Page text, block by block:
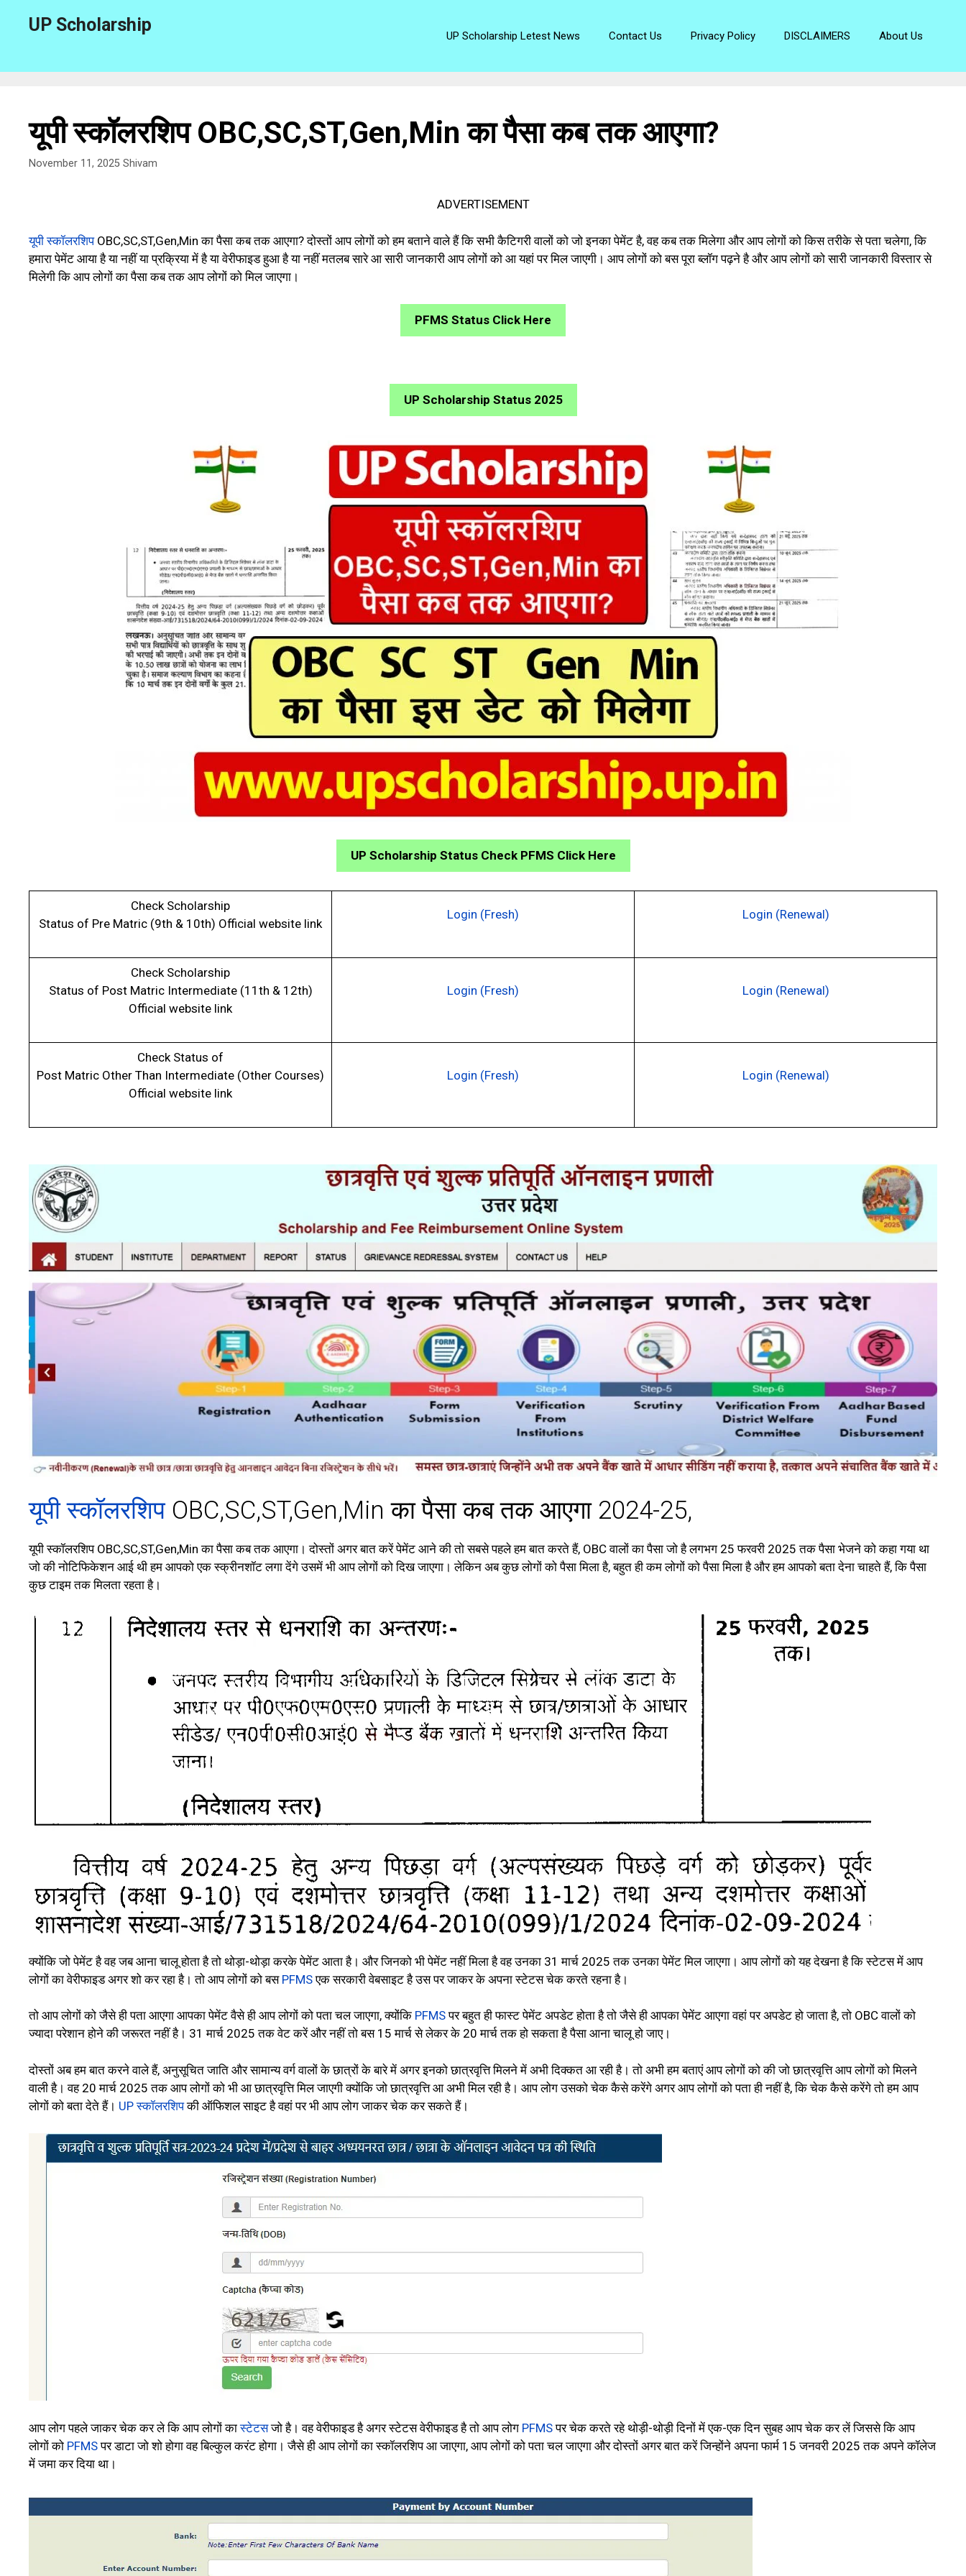
UP Scholarship
UP Scholarship Letest News Contact Us Privacy Policy DISCLAIMERS About Us
यूपी स्कॉलरशिप OBC,SC,ST,Gen,Min का पैसा कब तक आएगा?
November 11, 2025 Shivam
ADVERTISEMENT
यूपी स्कॉलरशिपOBC,SC,ST,Gen,Min का पैसा कब तक आएगा? दोस्तों आप लोगों को हम बताने वाले हैं कि सभी कैटिगरी वालों को जो इनका पेमेंट है, वह कब तक मिलेगा और आप लोगों को किस तरीके से पता चलेगा, कि
हमारा पेमेंट आया है या नहीं या प्रक्रिया में है या वेरीफाइड हुआ है या नहीं मतलब सारे आ सारी जानकारी आप लोगों को आ यहां पर मिल जाएगी। आप लोगों को बस पूरा ब्लॉग पढ़ने है और आप लोगों को सारी जानकारी विस्तार से
मिलेगी कि आप लोगों का पैसा कब तक आप लोगों को मिल जाएगा।
PFMS Status Click Here
UP Scholarship Status 2025
UP Scholarship Status Check PFMS Click Here
Check Scholarship
Status of Pre Matric (9th & 10th) Official website link
Login (Fresh) Login (Renewal)
Check Scholarship
Status of Post Matric Intermediate (11th & 12th)
Official website link
Login (Fresh) Login (Renewal)
Check Status of
Post Matric Other Than Intermediate (Other Courses)
Official website link
Login (Fresh) Login (Renewal)
यूपी स्कॉलरशिपOBC,SC,ST,Gen,Min का पैसा कब तक आएगा 2024-25,
यूपी स्कॉलरशिप OBC,SC,ST,Gen,Min का पैसा कब तक आएगा। दोस्तों अगर बात करें पेमेंट आने की तो सबसे पहले हम बात करते हैं, OBC वालों का पैसा जो है लगभग 25 फरवरी 2025 तक पैसा भेजने को कहा गया था
जो की नोटिफिकेशन आई थी हम आपको एक स्क्रीनशॉट लगा देंगे उसमें भी आप लोगों को दिख जाएगा। लेकिन अब कुछ लोगों को पैसा मिला है, बहुत ही कम लोगों को पैसा मिला है और हम आपको बता देना चाहते हैं, कि पैसा
कुछ टाइम तक मिलता रहता है।
क्योंकि जो पेमेंट है वह जब आना चालू होता है तो थोड़ा-थोड़ा करके पेमेंट आता है। और जिनको भी पेमेंट नहीं मिला है वह उनका 31 मार्च 2025 तक उनका पेमेंट मिल जाएगा। आप लोगों को यह देखना है कि स्टेटस में आप
लोगों का वेरीफाइड अगर शो कर रहा है। तो आप लोगों को बस PFMSएक सरकारी वेबसाइट है उस पर जाकर के अपना स्टेटस चेक करते रहना है।
तो आप लोगों को जैसे ही पता आएगा आपका पेमेंट वैसे ही आप लोगों को पता चल जाएगा, क्योंकि PFMSपर बहुत ही फास्ट पेमेंट अपडेट होता है तो जैसे ही आपका पेमेंट आएगा वहां पर अपडेट हो जाता है, तो OBC वालों को
ज्यादा परेशान होने की जरूरत नहीं है। 31 मार्च 2025 तक वेट करें और नहीं तो बस 15 मार्च से लेकर के 20 मार्च तक हो सकता है पैसा आना चालू हो जाए।
दोस्तों अब हम बात करने वाले हैं, अनुसूचित जाति और सामान्य वर्ग वालों के छात्रों के बारे में अगर इनको छात्रवृत्ति मिलने में अभी दिक्कत आ रही है। तो अभी हम बताएं आप लोगों को की जो छात्रवृत्ति आप लोगों को मिलने
वाली है। वह 20 मार्च 2025 तक आप लोगों को भी आ छात्रवृत्ति मिल जाएगी क्योंकि जो छात्रवृत्ति आ अभी मिल रही है। आप लोग उसको चेक कैसे करेंगे अगर आप लोगों को पता ही नहीं है, कि चेक कैसे करेंगे तो हम आप
लोगों को बता देते हैं। UP स्कॉलरशिपकी ऑफिशल साइट है वहां पर भी आप लोग जाकर चेक कर सकते हैं।
आप लोग पहले जाकर चेक कर ले कि आप लोगों कास्टेटसजो है। वह वेरीफाइड है अगर स्टेटस वेरीफाइड है तो आप लोग PFMSपर चेक करते रहे थोड़ी-थोड़ी दिनों में एक-एक दिन सुबह आप चेक कर लें जिससे कि आप
लोगों को PFMSपर डाटा जो शो होगा वह बिल्कुल करंट होगा। जैसे ही आप लोगों का स्कॉलरशिप आ जाएगा, आप लोगों को पता चल जाएगा और दोस्तों अगर बात करें जिन्होंने अपना फार्म 15 जनवरी 2025 तक अपने कॉलेज
में जमा कर दिया था।